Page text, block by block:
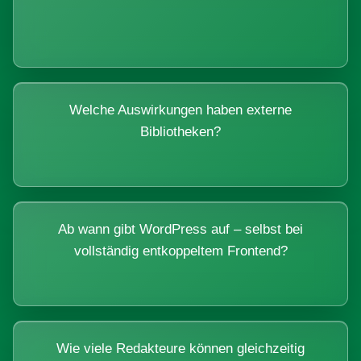
Welche Auswirkungen haben externe
Bibliotheken?
Ab wann gibt WordPress auf – selbst bei
vollständig entkoppeltem Frontend?
Wie viele Redakteure können gleichzeitig